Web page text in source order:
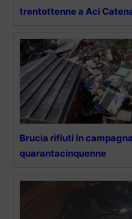
trentottenne a Aci
Brucia rifiuti in
quarantacinquenne